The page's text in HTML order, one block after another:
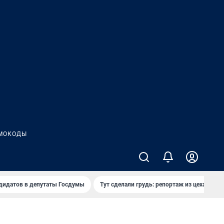
в депутаты Госдумы Тут сделали грудь: репортаж из цеха